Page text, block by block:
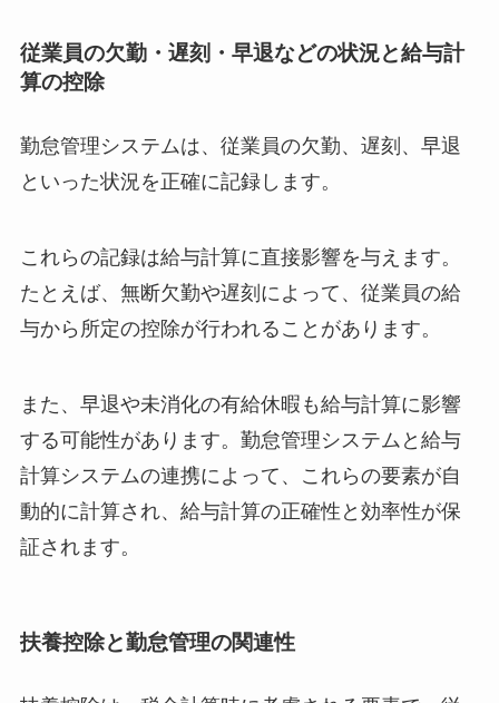
従業員の欠勤・遅刻・早退などの状況と給与計
算の控除
勤怠管理システムは、従業員の欠勤、遅刻、早退
といった状況を正確に記録します。
これらの記録は給与計算に直接影響を与えます。
たとえば、無断欠勤や遅刻によって、従業員の給
与から所定の控除が行われることがあります。
また、早退や未消化の有給休暇も給与計算に影響
する可能性があります。勤怠管理システムと給与
計算システムの連携によって、これらの要素が自
動的に計算され、給与計算の正確性と効率性が保
証されます。
扶養控除と勤怠管理の関連性